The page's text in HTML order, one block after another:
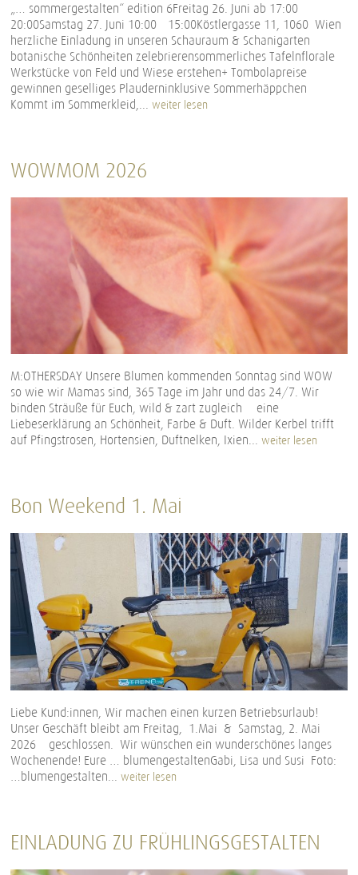
„… sommergestalten“ edition 6Freitag 26. Juni ab 17:00 –
20:00Samstag 27. Juni 10:00 – 15:00Köstlergasse 11, 1060 Wien
herzliche Einladung in unseren Schauraum & Schanigarten
botanische Schönheiten zelebrierensommerliches Tafelnflorale
Werkstücke von Feld und Wiese erstehen+ Tombolapreise
gewinnen geselliges Plauderninklusive Sommerhäppchen
Kommt im Sommerkleid,...weiter lesen
WOWMOM 2026
M:OTHERSDAY Unsere Blumen kommenden Sonntag sind WOW –
so wie wir Mamas sind, 365 Tage im Jahr und das 24/7. Wir
binden Sträuße für Euch, wild & zart zugleich – eine
Liebeserklärung an Schönheit, Farbe & Duft. Wilder Kerbel trifft
auf Pfingstrosen, Hortensien, Duftnelken, Ixien...weiter lesen
Bon Weekend 1. Mai
Liebe Kund:innen, Wir machen einen kurzen Betriebsurlaub!
Unser Geschäft bleibt am Freitag, 1.Mai & Samstag, 2. Mai
2026 geschlossen. Wir wünschen ein wunderschönes langes
Wochenende! Eure … blumengestaltenGabi, Lisa und Susi Foto:
…blumengestalten...weiter lesen
EINLADUNG ZU FRÜHLINGSGESTALTEN